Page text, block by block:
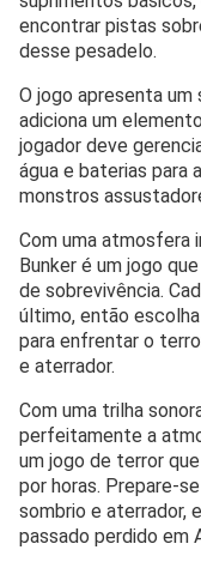
encontrar pistas
desse pesadelo.
O jogo apresenta
adiciona um
jogador deve
água e baterias para
monstros
Com uma atmosfera
Bunker é um jogo
de sobrevivência.
último, então
para enfrentar o
e aterrador.
Com uma trilha
perfeitamente a
um jogo de terror
por horas. Prepare-
sombrio e aterrador,
passado perdido em